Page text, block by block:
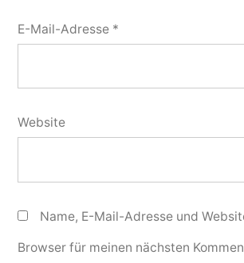
E-Mail-Adresse *
Website
Name, E-Mail-Adresse und
Browser für meinen nächsten